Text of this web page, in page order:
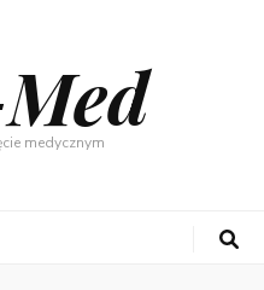
medycznym